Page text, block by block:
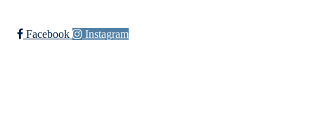
Facebook Instagram